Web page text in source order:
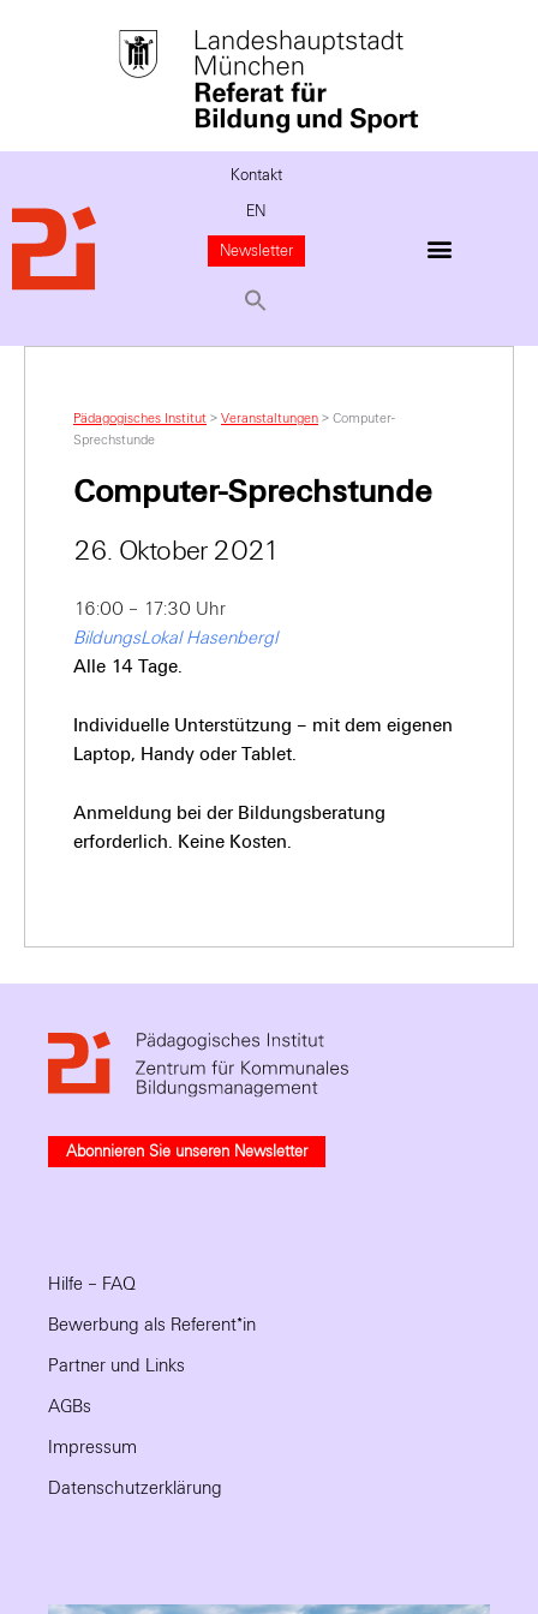
Kontakt
EN
Newsletter
Pädagogisches Institut > Veranstaltungen > Computer-
Sprechstunde
Computer-Sprechstunde
26. Oktober 2021
16:00 – 17:30 Uhr
BildungsLokal Hasenbergl
Alle 14 Tage.
Individuelle Unterstützung – mit dem eigenen
Laptop, Handy oder Tablet.
Anmeldung bei der Bildungsberatung
erforderlich. Keine Kosten.
Abonnieren Sie unseren Newsletter
Hilfe – FAQ
Bewerbung als Referent*in
Partner und Links
AGBs
Impressum
Datenschutzerklärung